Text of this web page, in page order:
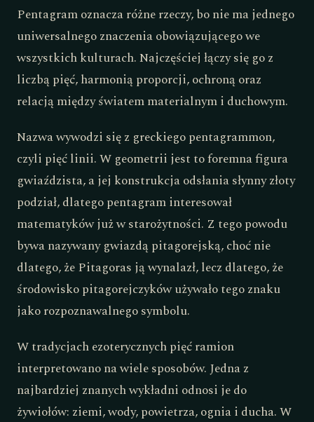
Pentagram oznacza różne rzeczy, bo nie ma jednego
uniwersalnego znaczenia obowiązującego we
wszystkich kulturach. Najczęściej łączy się go z
liczbą pięć, harmonią proporcji, ochroną oraz
relacją między światem materialnym i duchowym.
Nazwa wywodzi się z greckiego pentagrammon,
czyli pięć linii. W geometrii jest to foremna figura
gwiaździsta, a jej konstrukcja odsłania słynny złoty
podział, dlatego pentagram interesował
matematyków już w starożytności. Z tego powodu
bywa nazywany gwiazdą pitagorejską, choć nie
dlatego, że Pitagoras ją wynalazł, lecz dlatego, że
środowisko pitagorejczyków używało tego znaku
jako rozpoznawalnego symbolu.
W tradycjach ezoterycznych pięć ramion
interpretowano na wiele sposobów. Jedna z
najbardziej znanych wykładni odnosi je do
żywiołów: ziemi, wody, powietrza, ognia i ducha. W